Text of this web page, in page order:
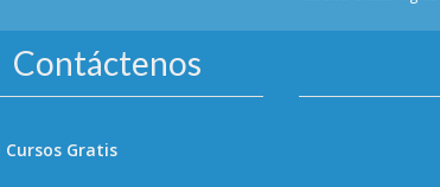
Contáctenos
Cursos Gratis